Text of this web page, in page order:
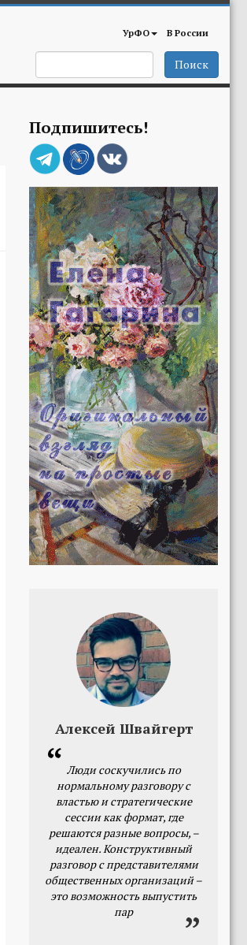
УрФО В России
Поиск
Подпишитесь!
Алексей Швайгерт
Люди соскучились по
нормальному разговору с
властью и стратегические
сессии как формат, где
решаются разные вопросы, –
идеален. Конструктивный
разговор с представителями
общественных организаций –
это возможность выпустить
пар